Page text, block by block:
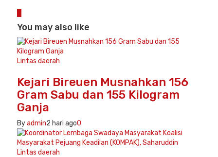
You may also like
Lintas daerah
Kejari Bireuen Musnahkan 156
Gram Sabu dan 155 Kilogram
Ganja
Byadmin2 hari ago0
Lintas daerah